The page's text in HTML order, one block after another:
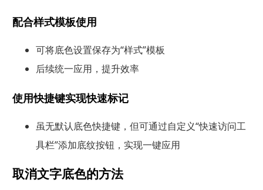
配合样式模板使用
可将底色设置保存为“样式”模板
后续统一应用，提升效率
使用快捷键实现快速标记
虽无默认底色快捷键，但可通过自定义“快速访问工
具栏”添加底纹按钮，实现一键应用
取消文字底色的方法